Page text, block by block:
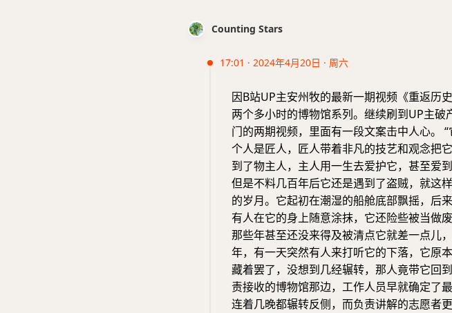
Counting Stars
17:01 · 2024年4月20日 · 周六
因B站UP主安州牧的最新一期视频《重返历
两个多小时的博物馆系列。继续刷到UP主破
门的两期视频，里面有一段文案击中人心。
个人是匠人，匠人带着非凡的技艺和观念把
到了物主人，主人用一生去爱护它，甚至爱
但是不料几百年后它还是遇到了盗贼，就这
的岁月。它起初在潮湿的船舱底部飘摇，后
有人在它的身上随意涂抹，它还险些被当做
那些年甚至还没来得及被清点它就差一点儿
年，有一天突然有人来打听它的下落，它原
藏着罢了，没想到几经辗转，那人竟带它回
责接收的博物馆那边，工作人员早就确定了
连着几晚都辗转反侧，而负责讲解的志愿者